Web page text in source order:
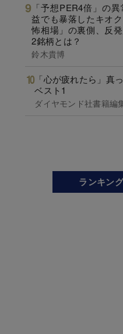
「予想PER4倍」の
益でも暴落したキオ
怖相場」の裏側、反
2銘柄とは？
鈴木貴博
「心が疲れたら」真
ベスト1
ダイヤモンド社書籍編
ランキン